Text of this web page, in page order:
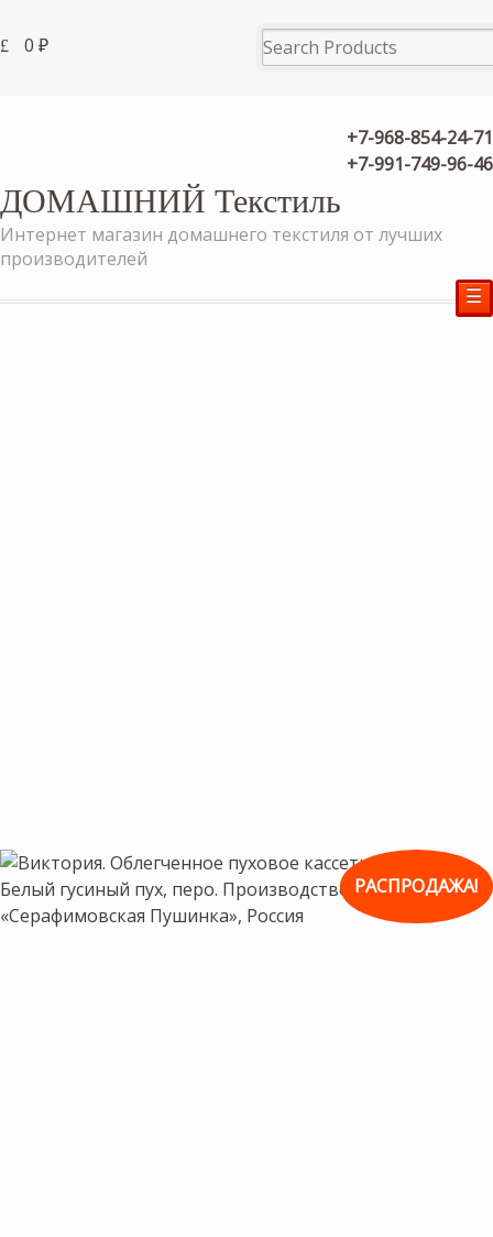
0 ₽
+7-968-854-24-71
+7-991-749-96-46
ДОМАШНИЙ Текстиль
Интернет магазин домашнего текстиля от лучших
производителей
☰
РАСПРОДАЖА!